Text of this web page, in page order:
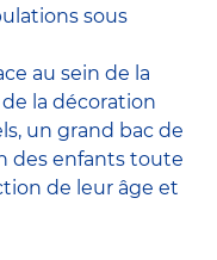
sous
au sein de la
la décoration
un grand bac de
des enfants toute
de leur âge et